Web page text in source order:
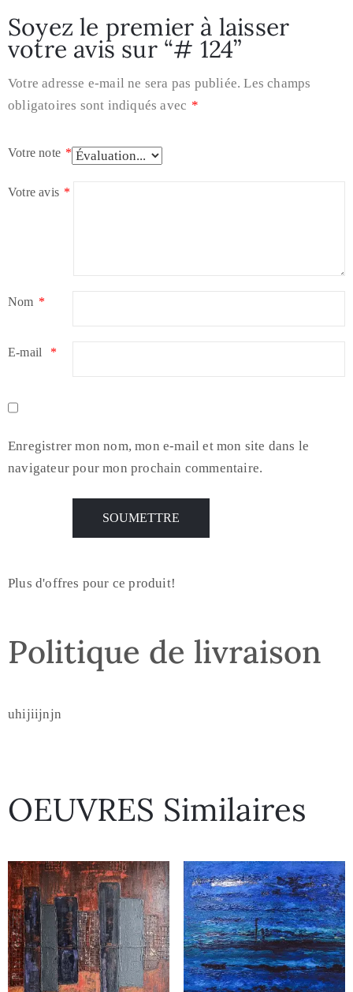
Soyez le premier à laisser
votre avis sur “# 124”
Votre adresse e-mail ne sera pas publiée. Les champs
obligatoires sont indiqués avec *
Votre note *
Votre avis *
Nom *
E-mail *
Enregistrer mon nom, mon e-mail et mon site dans le
navigateur pour mon prochain commentaire.
Plus d'offres pour ce produit!
Politique de livraison
uhijiijnjn
OEUVRES Similaires